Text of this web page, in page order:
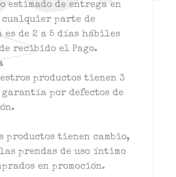
estimado de entrega en
cualquier parte de
es de 2 a 5 días hábiles
recibido el Pago.
productos tienen 3
garantía por defectos de
productos tienen cambio,
prendas de uso íntimo
en promoción.